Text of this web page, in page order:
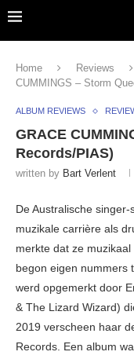
Home Reviews
CUMMINGS – Storm
ALBUM REVIEWS
GRACE
Records/PIAS)
written by Bart Verlent
De Australische
muzikale carrière als
merkte dat ze
begon eigen nummers
werd opgemerkt door
& The Lizard Wizard)
2019 verscheen haar
Records. Een album